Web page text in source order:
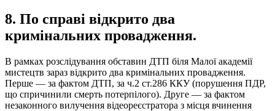
8. По справі відкрито два
кримінальних провадження.
В рамках розслідування обставин ДТП біля Малої академії
мистецтв зараз відкрито два кримінальних провадження.
Перше — за фактом ДТП, за ч.2 ст.286 ККУ (порушення ПДР,
що спричинили смерть потерпілого). Друге — за фактом
незаконного вилучення відеореєстратора з місця вчинення